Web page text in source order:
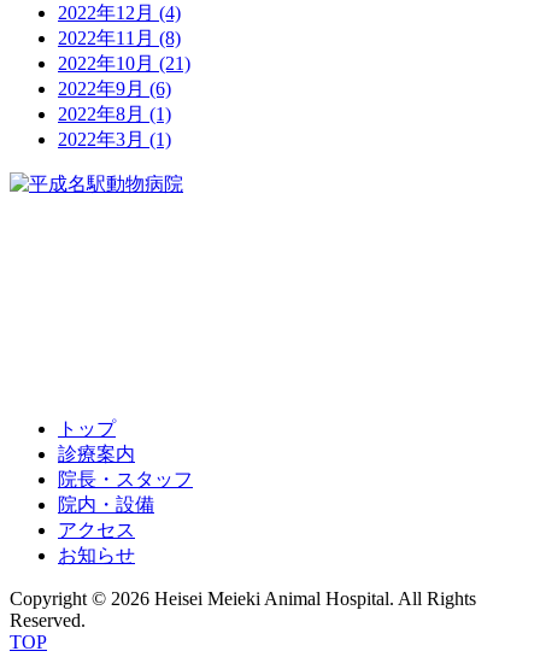
2022年12月 (4)
2022年11月 (8)
2022年10月 (21)
2022年9月 (6)
2022年8月 (1)
2022年3月 (1)
トップ
診療案内
院長・スタッフ
院内・設備
アクセス
お知らせ
Copyright © 2026 Heisei Meieki Animal Hospital. All Rights
Reserved.
TOP